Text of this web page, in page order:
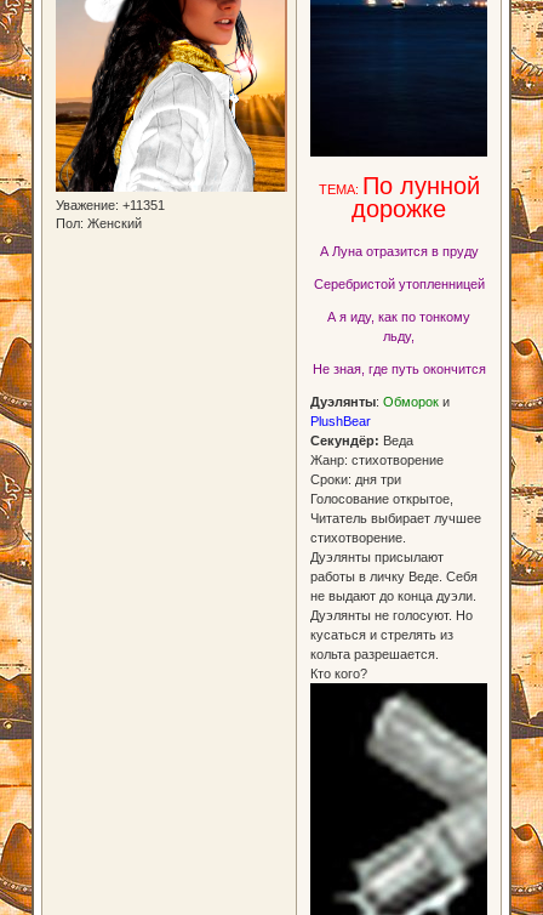
Уважение: +11351
Пол: Женский
ТЕМА: По лунной
дорожке
А Луна отразится в пруду
Серебристой утопленницей
А я иду, как по тонкому
льду,
Не зная, где путь окончится
Дуэлянты: Обморок и
PlushBear
Секундёр: Веда
Жанр: стихотворение
Сроки: дня три
Голосование открытое,
Читатель выбирает лучшее
стихотворение.
Дуэлянты присылают
работы в личку Веде. Себя
не выдают до конца дуэли.
Дуэлянты не голосуют. Но
кусаться и стрелять из
кольта разрешается.
Кто кого?